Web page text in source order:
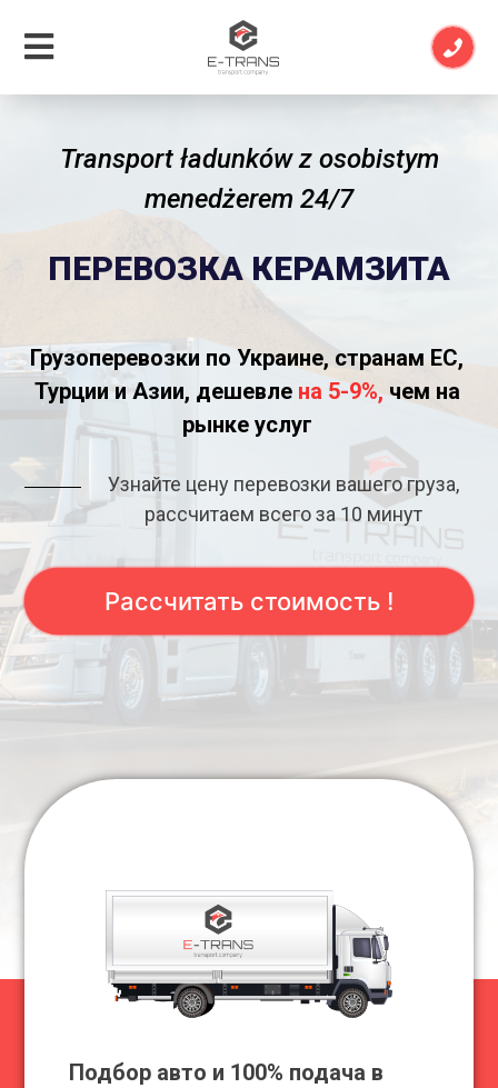
Transport ładunków z osobistym
menedżerem 24/7
ПЕРЕВОЗКА КЕРАМЗИТА
Грузоперевозки по Украине, странам ЕС,
Турции и Азии, дешевле на 5-9%, чем на
рынке услуг
Узнайте цену перевозки вашего груза,
рассчитаем всего за 10 минут
Рассчитать стоимость !
Подбор авто и 100% подача в